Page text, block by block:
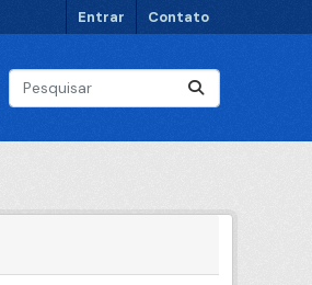
Entrar Contato